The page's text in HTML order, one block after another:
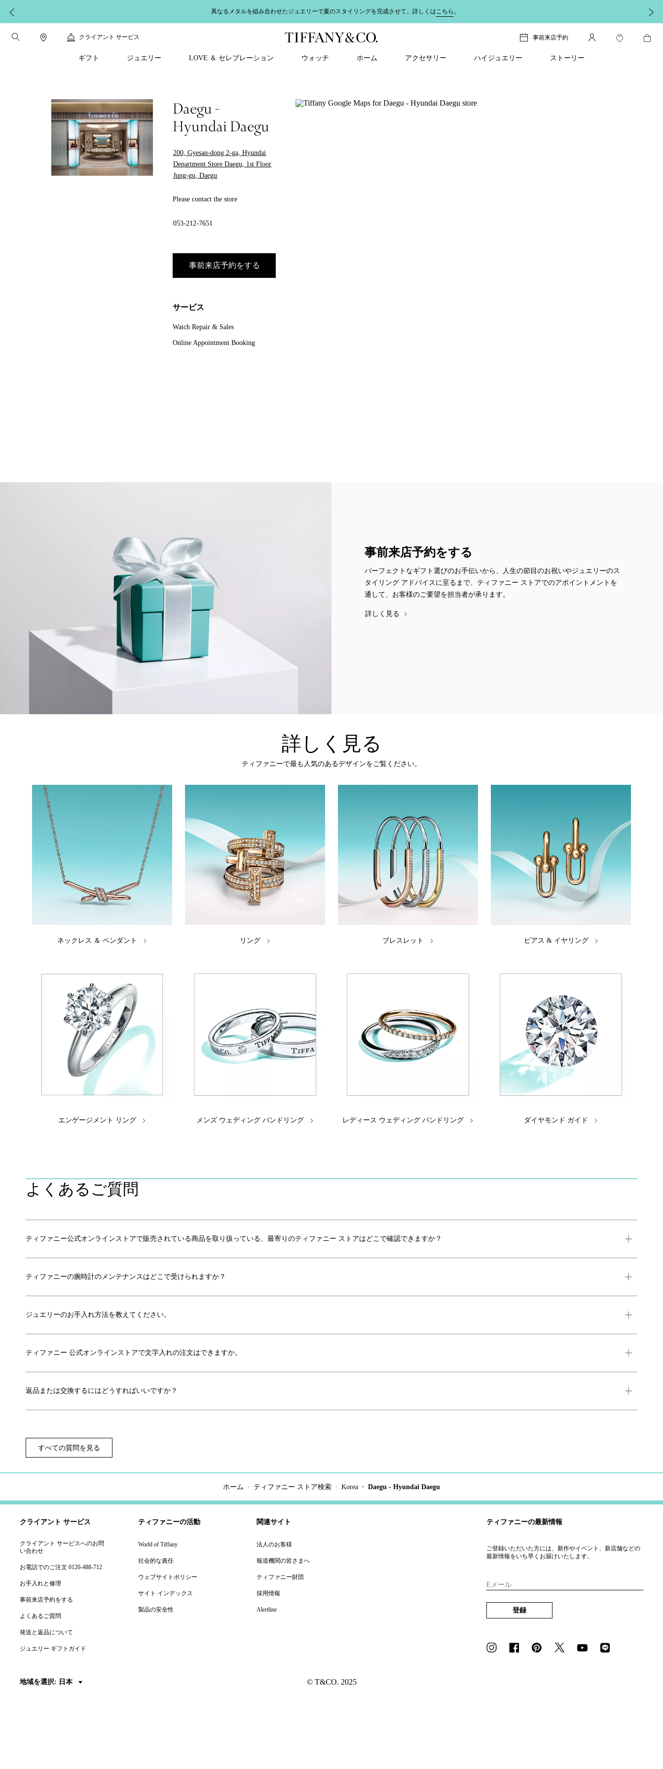
異なるメタルを組み合わせたジュエリーで夏のスタイリングを完成させて。詳しくはこちら 。
クライアント サービス 事前来店予約
ギフト ジュエリー LOVE ＆ セレブレーション ウォッチ ホーム アクセサリー ハイジュエリー ストーリー
Daegu -
Hyundai Daegu
200, Gyesan-dong 2-ga, Hyundai
Department Store Daegu, 1st Floor
Jung-gu, Daegu
Please contact the store
053-212-7651
事前来店予約をする
サービス
Watch Repair & Sales
Online Appointment Booking
事前来店予約をする
パーフェクトなギフト選びのお手伝いから、人生の節目のお祝いやジュエリーのス
タイリング アドバイスに至るまで、ティファニー ストアでのアポイントメントを
通して、お客様のご要望を担当者が承ります。
詳しく見る
詳しく見る
ティファニーで最も人気のあるデザインをご覧ください。
ネックレス ＆ ペンダント リング ブレスレット ピアス & イヤリング
エンゲージメント リング メンズ ウェディング バンドリング レディース ウェディング バンドリング ダイヤモンド ガイド
よくあるご質問
ティファニー公式オンラインストアで販売されている商品を取り扱っている、最寄りのティファニー ストアはどこで確認できますか？
ティファニーの腕時計のメンテナンスはどこで受けられますか？
ジュエリーのお手入れ方法を教えてください。
ティファニー 公式オンラインストアで文字入れの注文はできますか。
返品または交換するにはどうすればいいですか？
すべての質問を見る
ホーム ティファニー ストア検索 Korea Daegu - Hyundai Daegu
クライアント サービス
クライアント サービスへのお問
い合わせ
お電話でのご注文 0120-488-712
お手入れと修理
事前来店予約をする
よくあるご質問
発送と返品について
ジュエリー ギフトガイド
ティファニーの活動
World of Tiffany
社会的な責任
ウェブサイトポリシー
サイト インデックス
製品の安全性
関連サイト
法人のお客様
報道機関の皆さまへ
ティファニー財団
採用情報
Alertline
ティファニーの最新情報
ご登録いただいた方には、新作やイベント、新店舗などの
最新情報をいち早くお届けいたします。
Eメール
登録
地域を選択: 日本 © T&CO. 2025